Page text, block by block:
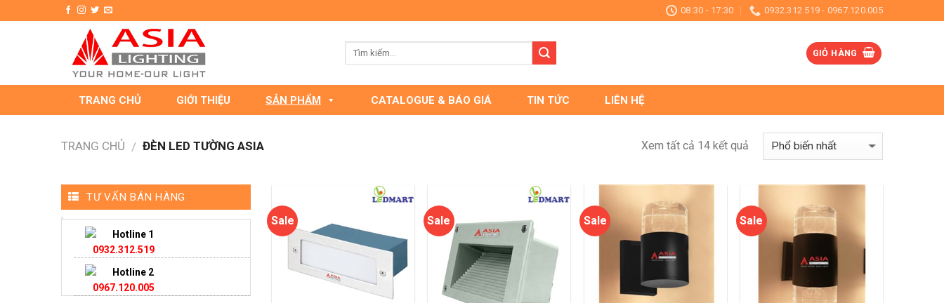
08:30 - 17:30 0932.312.519 - 0967.120.005
GIỎ HÀNG
TRANG CHỦ GIỚI THIỆU SẢN PHẨM CATALOGUE & BÁO GIÁ TIN TỨC LIÊN HỆ
TRANG CHỦ / ĐÈN LED TƯỜNG ASIA Xem tất cả 14 kết quả
TƯ VẤN BÁN HÀNG
Hotline 1
0932.312.519
Hotline 2
0967.120.005
Sale Sale Sale Sale